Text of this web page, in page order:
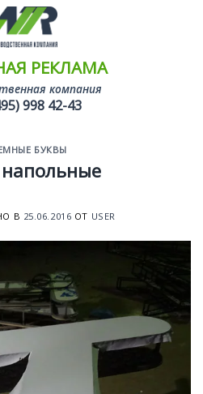
РЕКЛАМА
компания
998 42-43
БУКВЫ
В 25.06.2016 ОТ USER